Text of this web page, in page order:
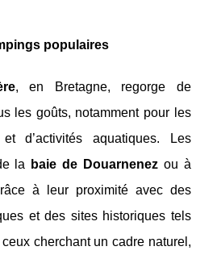
populaires
, en Bretagne, regorge de
les goûts, notamment pour les
d’activités aquatiques. Les
la
baie de Douarnenezou à
à leur proximité avec des
et des sites historiques tels
cherchant un cadre naturel,